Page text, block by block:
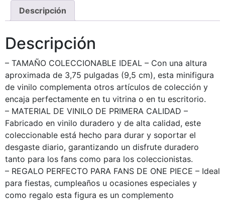
Descripción
Descripción
– TAMAÑO COLECCIONABLE IDEAL – Con una altura
aproximada de 3,75 pulgadas (9,5 cm), esta minifigura
de vinilo complementa otros artículos de colección y
encaja perfectamente en tu vitrina o en tu escritorio.
– MATERIAL DE VINILO DE PRIMERA CALIDAD –
Fabricado en vinilo duradero y de alta calidad, este
coleccionable está hecho para durar y soportar el
desgaste diario, garantizando un disfrute duradero
tanto para los fans como para los coleccionistas.
– REGALO PERFECTO PARA FANS DE ONE PIECE – Ideal
para fiestas, cumpleaños u ocasiones especiales y
como regalo esta figura es un complemento